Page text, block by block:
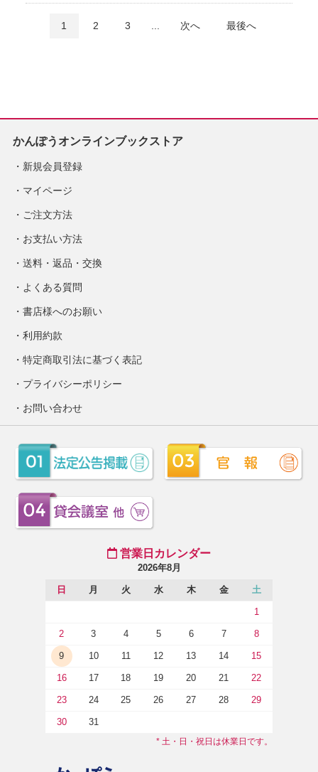
1 2 3 次へ 最後へ
かんぽうオンラインブックストア
新規会員登録
マイページ
ご注文方法
お支払い方法
送料・返品・交換
よくある質問
書店様へのお願い
利用約款
特定商取引法に基づく表記
プライバシーポリシー
お問い合わせ
営業日カレンダー
2026年8月
日 月 火 水 木 金 土
1
2 3 4 5 6 7 8
9 10 11 12 13 14 15
16 17 18 19 20 21 22
23 24 25 26 27 28 29
30 31
* 土・日・祝日は休業日です。